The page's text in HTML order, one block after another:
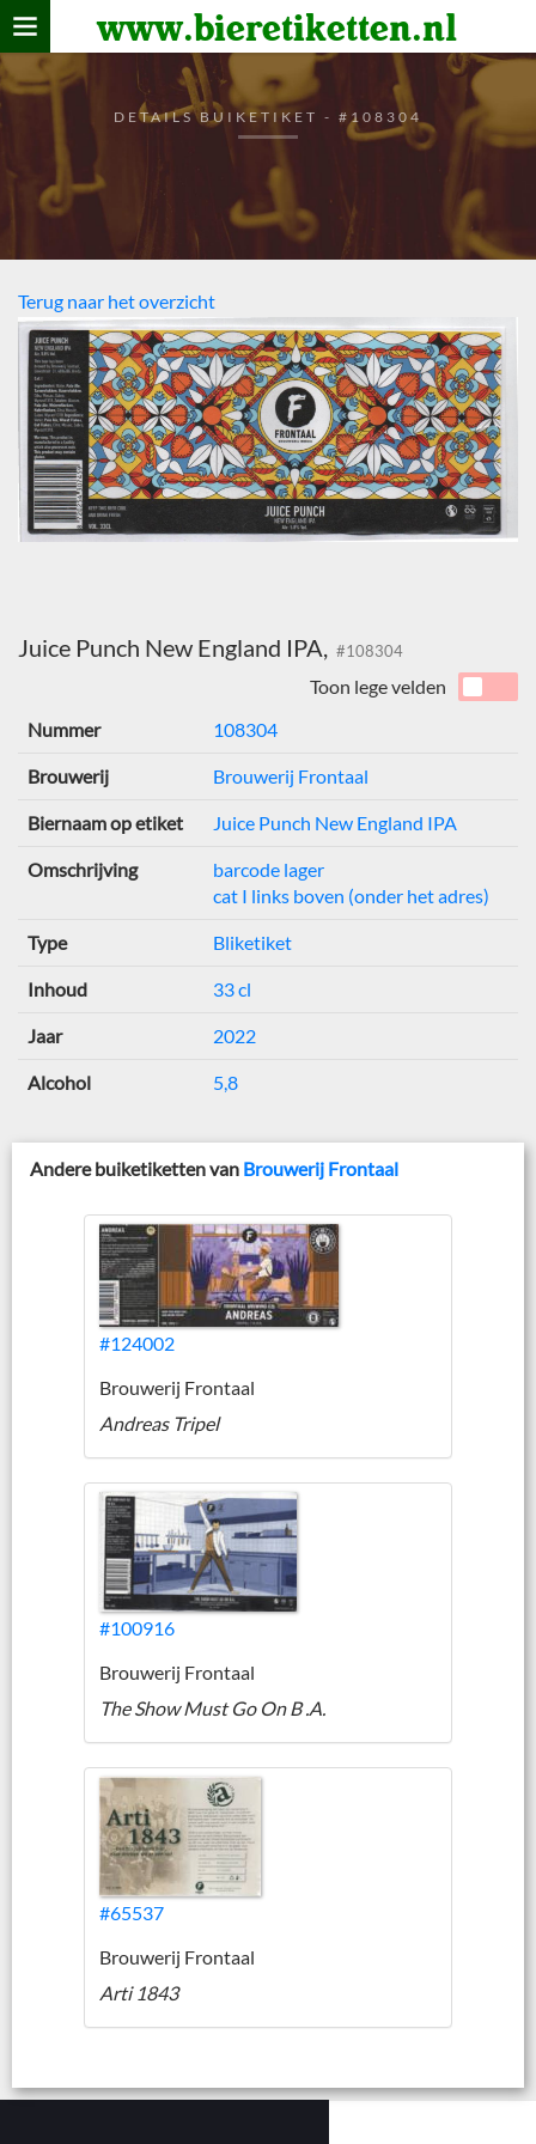
www.bieretiketten.nl
Home
verzamelen
De bierkaart
Bezoekers
DETAILS BUIKETIKET - #108304
Terug naar het overzicht
Juice Punch New England IPA, #108304
Toon lege velden
Nummer
108304
Brouwerij Brouwerij Frontaal
Biernaam op etiket Juice Punch New England IPA
Omschrijving
barcode lager
cat I links boven (onder het adres)
Type Bliketiket
Inhoud 33 cl
Jaar 2022
Alcohol 5,8
Andere buiketiketten van Brouwerij Frontaal
#124002
Brouwerij Frontaal
Andreas Tripel
#100916
Brouwerij Frontaal
The Show Must Go On B .A.
#65537
Brouwerij Frontaal
Arti 1843